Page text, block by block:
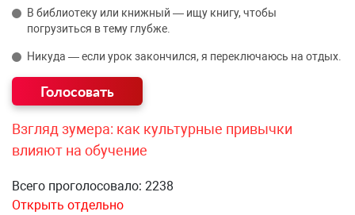
В библиотеку или книжный — ищу книгу, чтобы
погрузиться в тему глубже.
Никуда — если урок закончился, я переключаюсь на отдых.
Взгляд зумера: как культурные привычки
влияют на обучение
Всего проголосовало: 2238
Открыть отдельно